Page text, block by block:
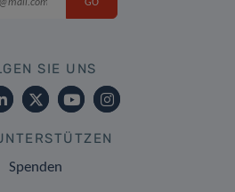
SIE UNS
Spenden